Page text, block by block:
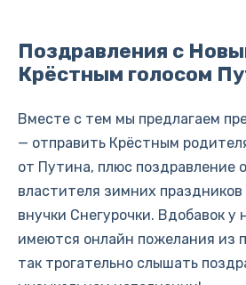
Поздравления с
Крёстным голосом
Вместе с тем мы предлагаем
— отправить Крёстным
от Путина, плюс поздравление
властителя зимних
внучки Снегурочки. Вдобавок у
имеются онлайн пожелания из
так трогательно слышать